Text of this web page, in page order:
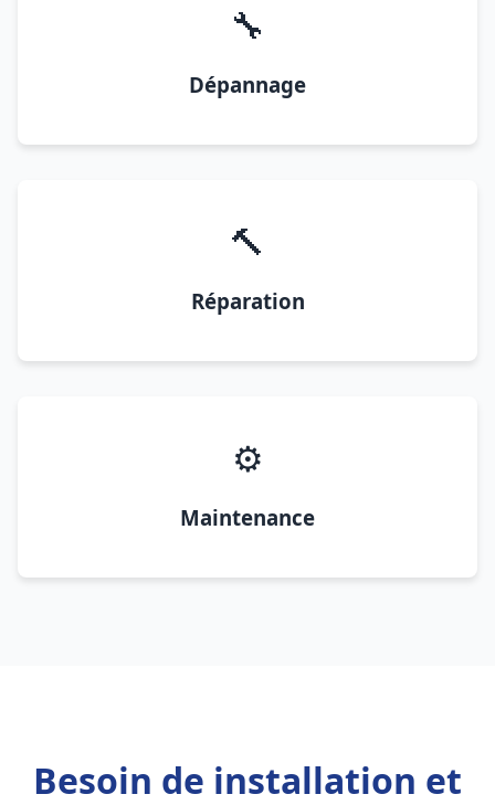
🔧
Dépannage
🔨
Réparation
⚙️
Maintenance
Besoin de installation et